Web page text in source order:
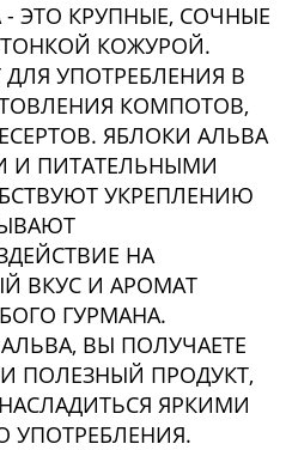
ЭТО КРУПНЫЕ, СОЧНЫЕ
КОЖУРОЙ.
УПОТРЕБЛЕНИЯ В
КОМПОТОВ,
ЯБЛОКИ АЛЬВА
И ПИТАТЕЛЬНЫМИ
УКРЕПЛЕНИЮ
НА
ВКУС И АРОМАТ
ГУРМАНА.
ВЫ ПОЛУЧАЕТЕ
ПОЛЕЗНЫЙ ПРОДУКТ,
ЯРКИМИ